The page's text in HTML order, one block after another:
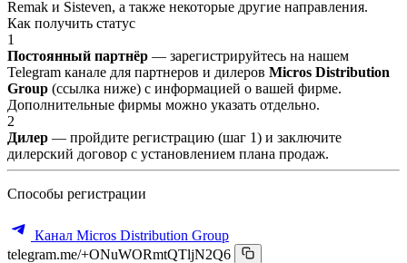
Remak и Sisteven, а также некоторые другие направления.
Как получить статус
1
Постоянный партнёр — зарегистрируйтесь на нашем
Telegram канале для партнеров и дилеров Micros Distribution
Group (ссылка ниже) с информацией о вашей фирме.
Дополнительные фирмы можно указать отдельно.
2
Дилер — пройдите регистрацию (шаг 1) и заключите
дилерский договор с установлением плана продаж.
Способы регистрации
Канал Micros Distribution Group
telegram.me/+ONuWORmtQTljN2Q6